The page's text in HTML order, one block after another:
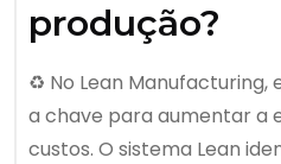
produção?
♻️ No Lean Manufacturing,
a chave para aumentar a
custos. O sistema Lean